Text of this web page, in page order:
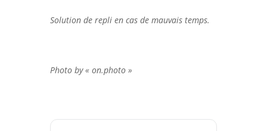
Solution de repli en cas de mauvais temps.
Photo by « on.photo »